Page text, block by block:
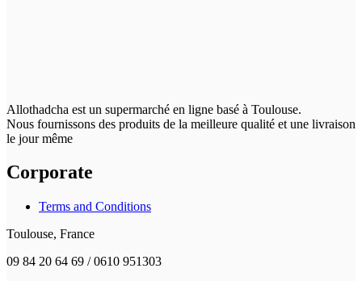
Allothadcha est un supermarché en ligne basé à Toulouse.
Nous fournissons des produits de la meilleure qualité et une livraison
le jour même
Corporate
Terms and Conditions
Toulouse, France
09 84 20 64 69 / 0610 951303